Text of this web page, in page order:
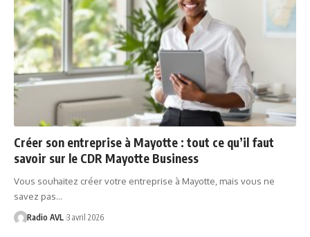
Créer son entreprise à Mayotte : tout ce qu’il faut
savoir sur le CDR Mayotte Business
Vous souhaitez créer votre entreprise à Mayotte, mais vous ne
savez pas…
Radio AVL 3 avril 2026